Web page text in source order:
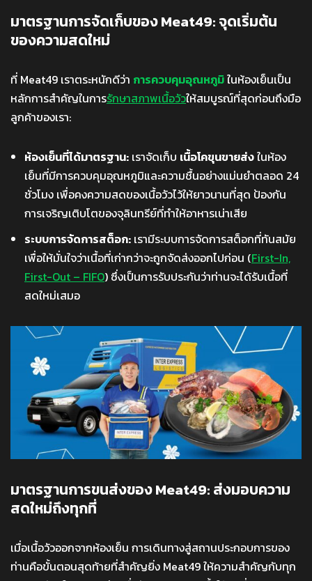
มาตรฐานการจัดเก็บของ Meat49: จุดเริ่มต้น
ของความสดใหม่
ที่ Meat49 เราตระหนักดีว่า การควบคุมอุณหภูมิในห้องเย็นเป็น
หลักการสำคัญในการรักษาสภาพเนื้อวัวให้สมบูรณ์ที่สุดก่อนถึงมือ
ลูกค้าของเรา:
ห้องเย็นที่ได้มาตรฐาน: เราจัดเก็บ เนื้อโคขุนขายส่งในห้อง
เย็นที่มีการควบคุมอุณหภูมิและความชื้นอย่างแม่นยำตลอด 24
ชั่วโมง เพื่อคงความสดของเนื้อวัวไว้ให้ยาวนานที่สุด ป้องกัน
การเจริญเติบโตของจุลินทรีย์ที่ทำให้อาหารเน่าเสีย
ระบบการจัดการสต็อก: เรามีระบบการจัดการสต็อกที่ทันสมัย
เพื่อให้มั่นใจว่าเนื้อที่เก่ากว่าจะถูกจัดส่งออกไปก่อน (First-In,
First-Out – FIFO) ซึ่งเป็นการรับประกันว่าท่านจะได้รับเนื้อที่
สดใหม่เสมอ
มาตรฐานการขนส่งของ Meat49: ส่งมอบความ
สดใหม่ถึงทุกที่
เมื่อเนื้อวัวออกจากห้องเย็น การเดินทางสู่สถานประกอบการของ
ท่านคือขั้นตอนสุดท้ายที่สำคัญยิ่ง Meat49 ให้ความสำคัญกับทุก